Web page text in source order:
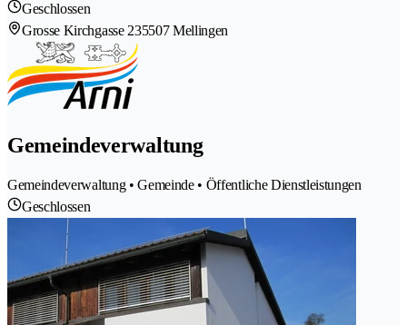
Geschlossen
Grosse Kirchgasse 235507 Mellingen
Gemeindeverwaltung
Gemeindeverwaltung • Gemeinde • Öffentliche Dienstleistungen
Geschlossen